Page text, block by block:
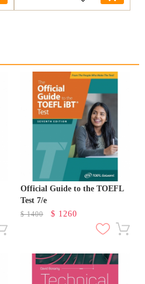
Official Guide to the TOEFL
Test 7/e
$1400 $ 1260